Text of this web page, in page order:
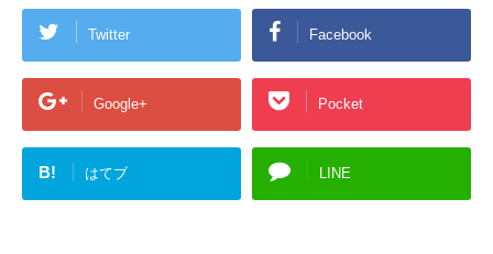
Twitter Facebook
Google+ Pocket
B! はてブ LINE